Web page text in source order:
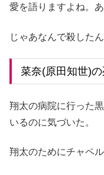
愛を語りますよね。
じゃあなんで殺した
菜奈(原田知世)の
翔太の病院に行った
いるのに気づいた。
翔太のためにチャペ